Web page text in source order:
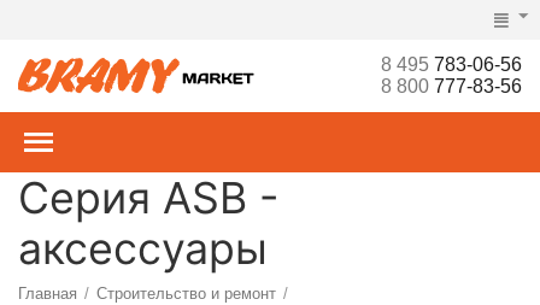
8 495783-06-56
8 800777-83-56
Серия ASB -
аксессуары
Главная / Строительство и ремонт /